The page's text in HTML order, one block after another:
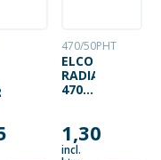
470/50PHT
ELCO
RADIAAL
470UF
1,30
incl.